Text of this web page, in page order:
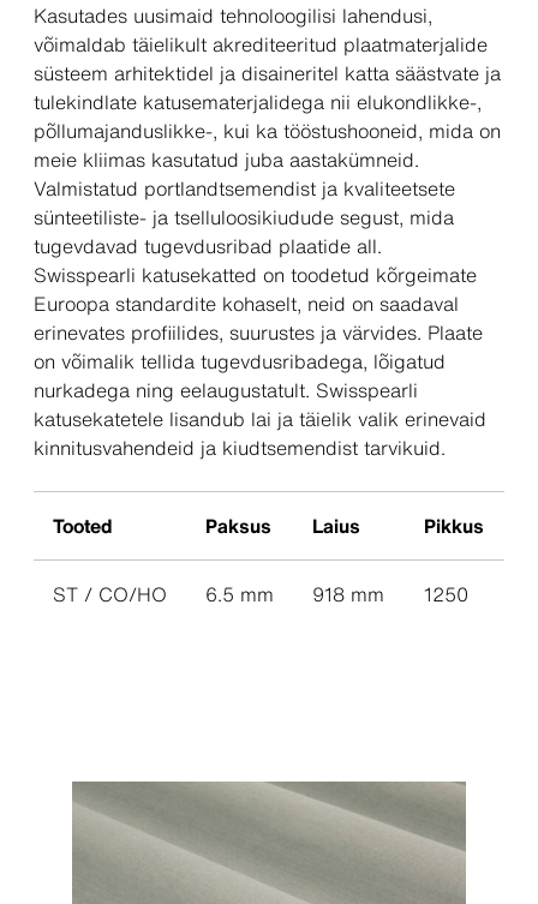
Kasutades uusimaid tehnoloogilisi lahendusi,
võimaldab täielikult akrediteeritud plaatmaterjalide
süsteem arhitektidel ja disaineritel katta säästvate ja
tulekindlate katusematerjalidega nii elukondlikke-,
põllumajanduslikke-, kui ka tööstushooneid, mida on
meie kliimas kasutatud juba aastakümneid.
Valmistatud portlandtsemendist ja kvaliteetsete
sünteetiliste- ja tselluloosikiudude segust, mida
tugevdavad tugevdusribad plaatide all.
Swisspearli katusekatted on toodetud kõrgeimate
Euroopa standardite kohaselt, neid on saadaval
erinevates profiilides, suurustes ja värvides. Plaate
on võimalik tellida tugevdusribadega, lõigatud
nurkadega ning eelaugustatult. Swisspearli
katusekatetele lisandub lai ja täielik valik erinevaid
kinnitusvahendeid ja kiudtsemendist tarvikuid.
Tooted Paksus Laius Pikkus
ST / CO/HO 6.5 mm 918 mm 1250